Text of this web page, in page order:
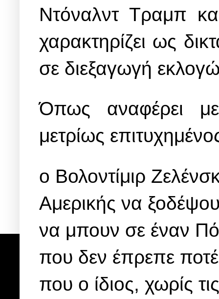
Ντόναλντ Τραμπ
χαρακτηρίζει ως
σε διεξαγωγή
Όπως αναφέρει
μετρίως
ο Βολοντίμιρ
Αμερικής να
να μπουν σε έναν
που δεν έπρεπε
που ο ίδιος, χωρίς